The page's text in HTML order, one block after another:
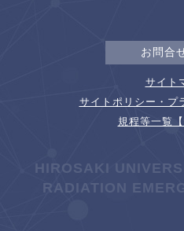
お問合
サイト
サイトポリシー・プ
規程等一覧【
HIROSAKI
RADIATION